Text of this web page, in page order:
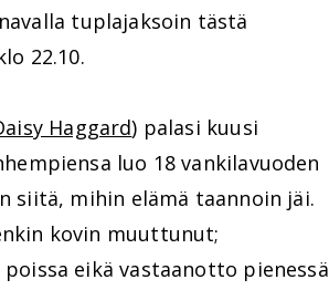
tuplajaksoin tästä
22.10.
Haggard) palasi kuusi
luo 18 vankilavuoden
siitä, mihin elämä taannoin jäi.
kovin muuttunut;
eikä vastaanotto pienessä